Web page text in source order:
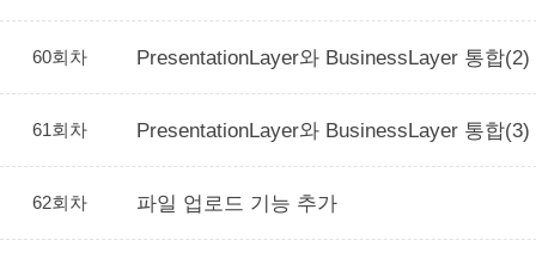
60회차 PresentationLayer와 BusinessLayer 통합(2)
61회차 PresentationLayer와 BusinessLayer 통합(3)
62회차 파일 업로드 기능 추가